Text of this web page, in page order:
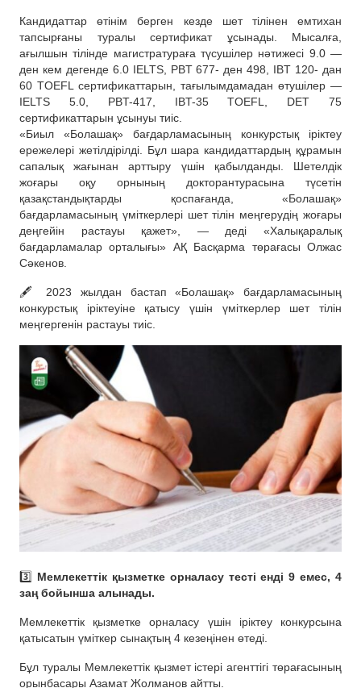
Кандидаттар өтінім берген кезде шет тілінен емтихан
тапсырғаны туралы сертификат ұсынады. Мысалға,
ағылшын тілінде магистратураға түсушілер нәтижесі 9.0 —
ден кем дегенде 6.0 IELTS, PBT 677- ден 498, IBT 120- дан
60 TOEFL сертификаттарын, тағылымдамадан өтушілер —
IELTS 5.0, PBT-417, IBT-35 TOEFL, DET 75
сертификаттарын ұсынуы тиіс.
«Биыл «Болашақ» бағдарламасының конкурстық іріктеу
ережелері жетілдірілді. Бұл шара кандидаттардың құрамын
сапалық жағынан арттыру үшін қабылданды. Шетелдік
жоғары оқу орнының докторантурасына түсетін
қазақстандықтарды қоспағанда, «Болашақ»
бағдарламасының үміткерлері шет тілін меңгерудің жоғары
деңгейін растауы қажет», — деді «Халықаралық
бағдарламалар орталығы» АҚ Басқарма төрағасы Олжас
Сәкенов.
🖋️ 2023 жылдан бастап «Болашақ» бағдарламасының
конкурстық іріктеуіне қатысу үшін үміткерлер шет тілін
меңгергенін растауы тиіс.
3️⃣ Мемлекеттік қызметке орналасу тесті енді 9 емес, 4
заң бойынша алынады.
Мемлекеттік қызметке орналасу үшін іріктеу конкурсына
қатысатын үміткер сынақтың 4 кезеңінен өтеді.
Бұл туралы Мемлекеттік қызмет істері агенттігі төрағасының
орынбасары Азамат Жолманов айтты.